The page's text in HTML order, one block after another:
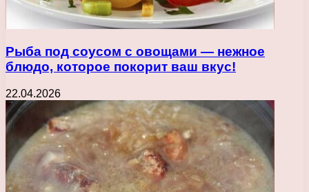
Рыба под соусом с овощами — нежное
блюдо, которое покорит ваш вкус!
22.04.2026